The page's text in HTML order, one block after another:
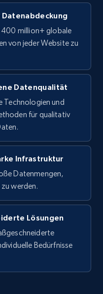
Headline, Post
Gratis testen
Date
post, and more.
Gratis testen
Date
post, and more.
400 million+ globale
von jeder Website zu
Datenqualität
Technologien und
für qualitativ
Infrastruktur
Datenmengen,
werden.
Lösungen
Bedürfnisse